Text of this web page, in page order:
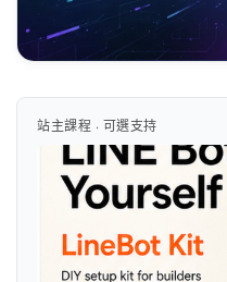
站主課程 · 可選支持